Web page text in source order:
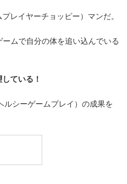
レイヤーチョッピー）マンだ。
ムで自分の体を追い込んでいる
ている！
ルシーゲームプレイ）の成果を